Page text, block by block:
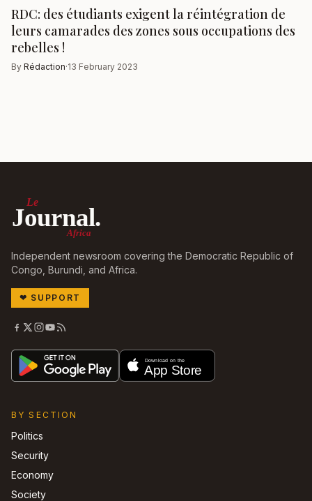
RDC: des étudiants exigent la réintégration de
leurs camarades des zones sous occupations des
rebelles !
By Rédaction·13 February 2023
Le
Journal.
Africa
Independent newsroom covering the Democratic Republic of
Congo, Burundi, and Africa.
❤ SUPPORT
BY SECTION
Politics
Security
Economy
Society